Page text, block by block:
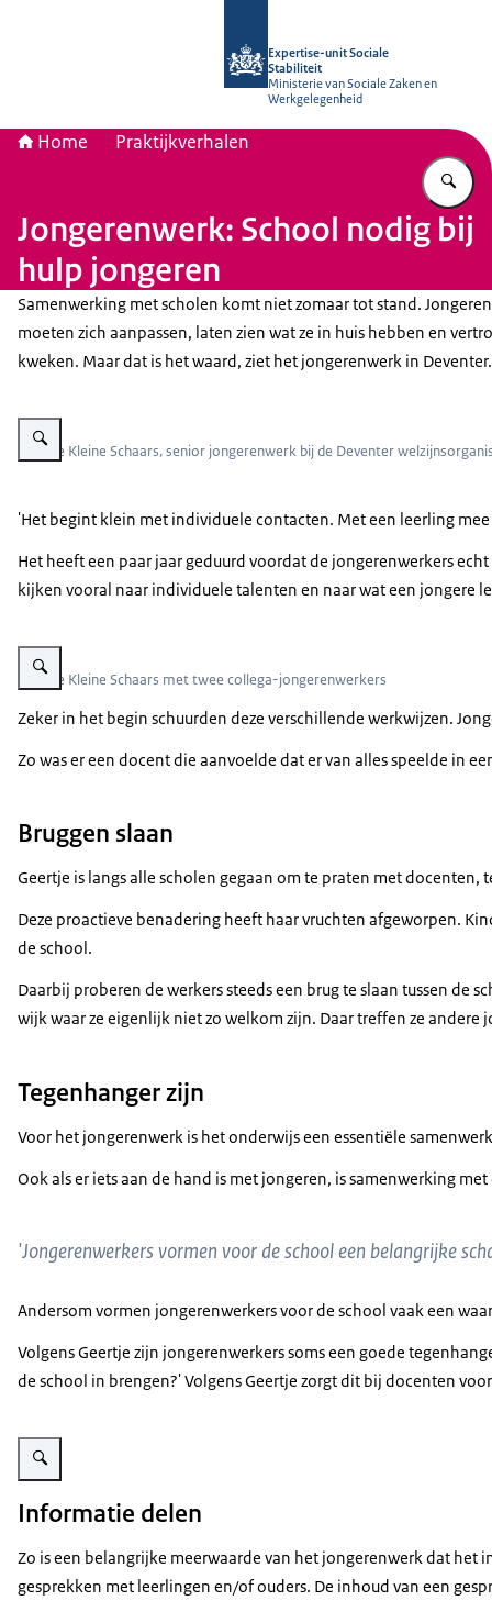
Expertise-unit Sociale
Stabiliteit
Ministerie van Sociale Zaken en
Werkgelegenheid
Home Praktijkverhalen
Jongerenwerk: School nodig bij
hulp jongeren
Samenwerking met scholen komt niet zomaar tot stand.
moeten zich aanpassen, laten zien wat ze in huis hebben en
kweken. Maar dat is het waard, ziet het jongerenwerk in Deventer.
Vergroot afbeelding Geertje Kleine Schaars
Geertje Kleine Schaars, senior jongerenwerk bij de Deventer
'Het begint klein met individuele contacten. Met een leerling
Het heeft een paar jaar geduurd voordat de jongerenwerkers
kijken vooral naar individuele talenten en naar wat een jongere
Vergroot afbeelding Geertje Kleine Schaars met twee collega-
Geertje Kleine Schaars met twee collega-jongerenwerkers
Zeker in het begin schuurden deze verschillende werkwijzen.
Zo was er een docent die aanvoelde dat er van alles speelde in
Bruggen slaan
Geertje is langs alle scholen gegaan om te praten met
Deze proactieve benadering heeft haar vruchten afgeworpen.
de school.
Daarbij proberen de werkers steeds een brug te slaan tussen
wijk waar ze eigenlijk niet zo welkom zijn. Daar treffen ze
Tegenhanger zijn
Voor het jongerenwerk is het onderwijs een essentiële
Ook als er iets aan de hand is met jongeren, is samenwerking
'Jongerenwerkers vormen voor de school een belangrijke
Andersom vormen jongerenwerkers voor de school vaak een
Volgens Geertje zijn jongerenwerkers soms een goede
de school in brengen?' Volgens Geertje zorgt dit bij docenten
Vergroot afbeelding Jongerenwerker met jongeren
Informatie delen
Zo is een belangrijke meerwaarde van het jongerenwerk dat het
gesprekken met leerlingen en/of ouders. De inhoud van een